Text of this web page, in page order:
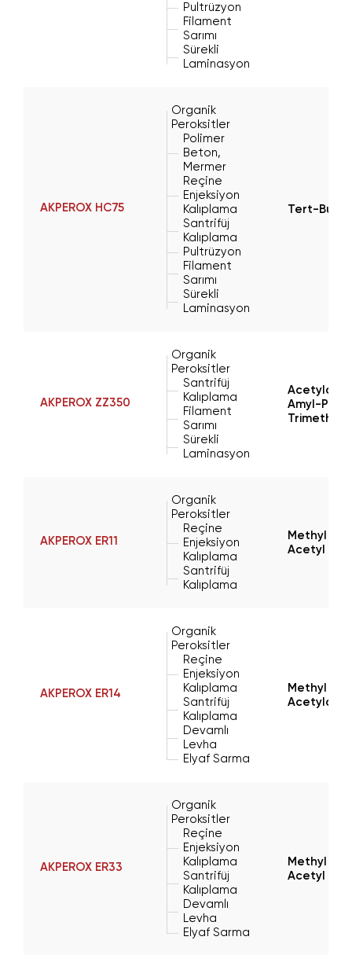
Pultrüzyon
Filament
Sarımı
Sürekli
Laminasyon
AKPEROX HC75
Organik
Peroksitler
Polimer
Beton,
Mermer
Reçine
Enjeksiyon
Kalıplama
Santrifüj
Kalıplama
Pultrüzyon
Filament
Sarımı
Sürekli
Laminasyon
Tert-Butyl
AKPEROX ZZ350
Organik
Peroksitler
Santrifüj
Kalıplama
Filament
Sarımı
Sürekli
Laminasyon
Amyl-
AKPEROX ER11
Organik
Peroksitler
Reçine
Enjeksiyon
Kalıplama
Santrifüj
Kalıplama
Methyl
Acetyl
AKPEROX ER14
Organik
Peroksitler
Reçine
Enjeksiyon
Kalıplama
Santrifüj
Kalıplama
Devamlı
Levha
Elyaf Sarma
Methyl
AKPEROX ER33
Organik
Peroksitler
Reçine
Enjeksiyon
Kalıplama
Santrifüj
Kalıplama
Devamlı
Levha
Elyaf Sarma
Methyl
Acetyl